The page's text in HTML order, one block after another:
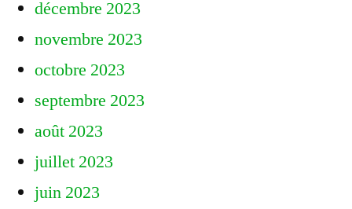
décembre 2023
novembre 2023
octobre 2023
septembre 2023
août 2023
juillet 2023
juin 2023